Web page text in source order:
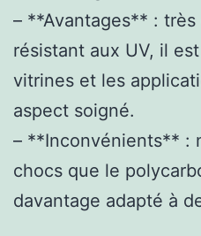
– **Avantages** :
résistant aux UV, il
vitrines et les
aspect soigné.
– **Inconvénients** :
chocs que le
davantage adapté à